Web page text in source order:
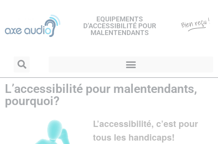
EQUIPEMENTS
D’ACCESSIBILITÉ POUR
MALENTENDANTS
L’accessibilité pour malentendants,
pourquoi?
L’accessibilité, c’est pour
tous les handicaps!